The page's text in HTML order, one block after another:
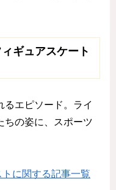
ギュアスケート
るエピソード。ライ
ちの姿に、スポーツ
トに関する記事一覧